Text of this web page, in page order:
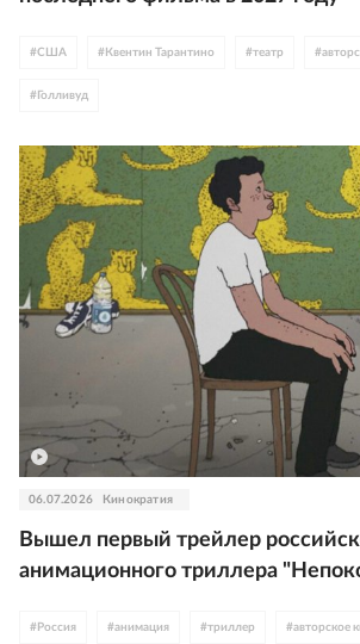
#США # Квентин Тарантино #театр #
# Голливуд
06.07.2026 Кинократия
Вышел первый трейлер
анимационного триллера
# Россия #анимация #триллер #авторское